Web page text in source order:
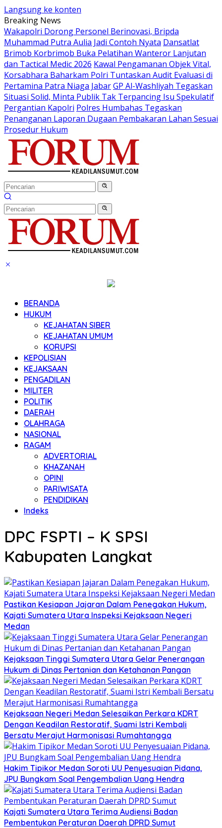
Langsung ke konten
Breaking News
Wakapolri Dorong Personel Berinovasi, Bripda
Muhammad Putra Aulia Jadi Contoh Nyata Dansatlat
Brimob Korbrimob Buka Pelatihan Wanteror Lanjutan
dan Tactical Medic 2026 Kawal Pengamanan Objek Vital,
Korsabhara Baharkam Polri Tuntaskan Audit Evaluasi di
Pertamina Patra Niaga JabarGP Al-Washliyah Tegaskan
Situasi Solid, Minta Publik Tak Terpancing Isu Spekulatif
Pergantian Kapolri Polres Humbahas Tegaskan
Penanganan Laporan Dugaan Pembakaran Lahan Sesuai
Prosedur Hukum
BERANDA
HUKUM
KEJAHATAN SIBER
KEJAHATAN UMUM
KORUPSI
KEPOLISIAN
KEJAKSAAN
PENGADILAN
MILITER
POLITIK
DAERAH
OLAHRAGA
NASIONAL
RAGAM
ADVERTORIAL
KHAZANAH
OPINI
PARIWISATA
PENDIDIKAN
Indeks
DPC FSPTI – K SPSI
Kabupaten Langkat
Pastikan Kesiapan Jajaran Dalam Penegakan Hukum,
Kajati Sumatera Utara Inspeksi Kejaksaan Negeri
Medan
Kejaksaan Tinggi Sumatera Utara Gelar Penerangan
Hukum di Dinas Pertanian dan Ketahanan Pangan
Kejaksaan Negeri Medan Selesaikan Perkara KDRT
Dengan Keadilan Restoratif, Suami Istri Kembali
Bersatu Merajut Harmonisasi Rumahtangga
Hakim Tipikor Medan Soroti UU Penyesuaian Pidana,
JPU Bungkam Soal Pengembalian Uang Hendra
Kajati Sumatera Utara Terima Audiensi Badan
Pembentukan Peraturan Daerah DPRD Sumut